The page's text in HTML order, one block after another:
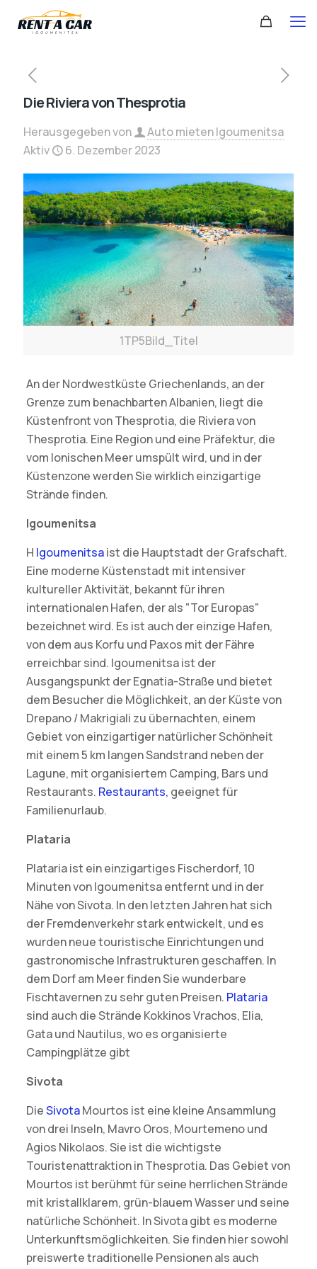
Die Riviera von Thesprotia
Herausgegeben von
Auto mieten Igoumenitsa
Aktiv
6. Dezember 2023
1TP5Bild_Titel
An der Nordwestküste Griechenlands, an der
Grenze zum benachbarten Albanien, liegt die
Küstenfront von Thesprotia, die Riviera von
Thesprotia. Eine Region und eine Präfektur, die
vom Ionischen Meer umspült wird, und in der
Küstenzone werden Sie wirklich einzigartige
Strände finden.
Igoumenitsa
Η Igoumenitsaist die Hauptstadt der Grafschaft.
Eine moderne Küstenstadt mit intensiver
kultureller Aktivität, bekannt für ihren
internationalen Hafen, der als "Tor Europas"
bezeichnet wird. Es ist auch der einzige Hafen,
von dem aus Korfu und Paxos mit der Fähre
erreichbar sind. Igoumenitsa ist der
Ausgangspunkt der Egnatia-Straße und bietet
dem Besucher die Möglichkeit, an der Küste von
Drepano / Makrigiali zu übernachten, einem
Gebiet von einzigartiger natürlicher Schönheit
mit einem 5 km langen Sandstrand neben der
Lagune, mit organisiertem Camping, Bars und
Restaurants. Restaurants, geeignet für
Familienurlaub.
Plataria
Plataria ist ein einzigartiges Fischerdorf, 10
Minuten von Igoumenitsa entfernt und in der
Nähe von Sivota. In den letzten Jahren hat sich
der Fremdenverkehr stark entwickelt, und es
wurden neue touristische Einrichtungen und
gastronomische Infrastrukturen geschaffen. In
dem Dorf am Meer finden Sie wunderbare
Fischtavernen zu sehr guten Preisen. Plataria
sind auch die Strände Kokkinos Vrachos, Elia,
Gata und Nautilus, wo es organisierte
Campingplätze gibt
Sivota
DieSivotaMourtos ist eine kleine Ansammlung
von drei Inseln, Mavro Oros, Mourtemeno und
Agios Nikolaos. Sie ist die wichtigste
Touristenattraktion in Thesprotia. Das Gebiet von
Mourtos ist berühmt für seine herrlichen Strände
mit kristallklarem, grün-blauem Wasser und seine
natürliche Schönheit. In Sivota gibt es moderne
Unterkunftsmöglichkeiten. Sie finden hier sowohl
preiswerte traditionelle Pensionen als auch